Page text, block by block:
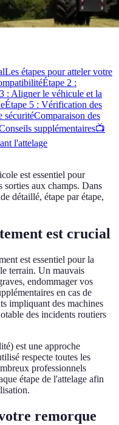
Les étapes pour atteler votre
Étape 2 :
: Aligner le véhicule et la
Étape 5 : Vérification des
sécuritéComparaison des
supplémentaires📺
l'attelage
est essentiel pour
sorties aux champs. Dans
détaillé, étape par étape,
est crucial
est essentiel pour la
terrain. Un mauvais
endommager vos
en cas de
impliquant des machines
des incidents routiers
est une approche
respecte toutes les
professionnels
étape de l'attelage afin
remorque